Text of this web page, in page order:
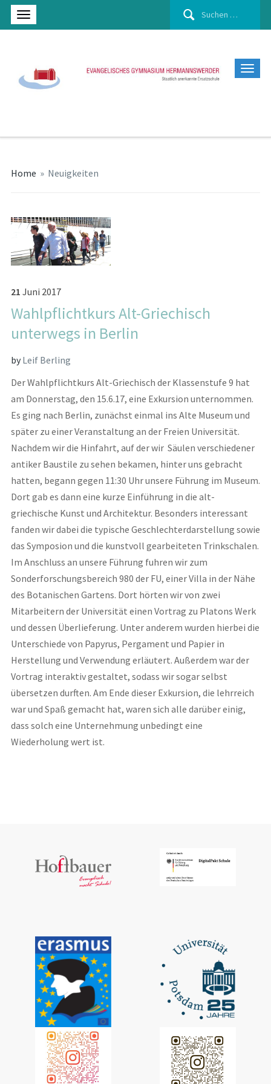
Suchen
Home » Neuigkeiten
21 Juni 2017
Wahlpflichtkurs Alt-Griechisch
unterwegs in Berlin
byLeif Berling
Der Wahlpflichtkurs Alt-Griechisch der Klassenstufe 9 hat
am Donnerstag, den 15.6.17, eine Exkursion unternommen.
Es ging nach Berlin, zunächst einmal ins Alte Museum und
später zu einer Veranstaltung an der Freien Universität.
Nachdem wir die Hinfahrt, auf der wir Säulen verschiedener
antiker Baustile zu sehen bekamen, hinter uns gebracht
hatten, begann gegen 11:30 Uhr unsere Führung im Museum.
Dort gab es dann eine kurze Einführung in die alt-
griechische Kunst und Architektur. Besonders interessant
fanden wir dabei die typische Geschlechterdarstellung sowie
das Symposion und die kunstvoll gearbeiteten Trinkschalen.
Im Anschluss an unsere Führung fuhren wir zum
Sonderforschungsbereich 980 der FU, einer Villa in der Nähe
des Botanischen Gartens. Dort hörten wir von zwei
Mitarbeitern der Universität einen Vortrag zu Platons Werk
und dessen Überlieferung. Unter anderem wurden hierbei die
Unterschiede von Papyrus, Pergament und Papier in
Herstellung und Verwendung erläutert. Außerdem war der
Vortrag interaktiv gestaltet, sodass wir sogar selbst
übersetzen durften. Am Ende dieser Exkursion, die lehrreich
war und Spaß gemacht hat, waren sich alle darüber einig,
dass solch eine Unternehmung unbedingt eine
Wiederholung wert ist.